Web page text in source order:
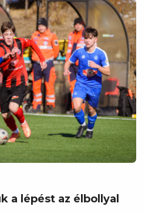
a lépést az élbollyal